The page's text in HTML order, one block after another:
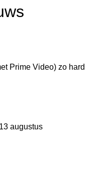
Prime Video) zo hard
augustus